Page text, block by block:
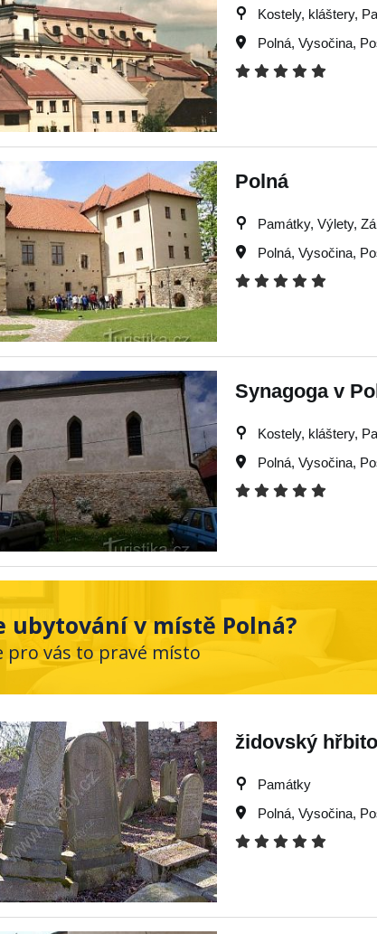
Kostely, kláštery,
Polná, Vysočina,
Polná
Památky, Výlety,
Polná, Vysočina,
Synagoga v
Kostely, kláštery,
Polná, Vysočina,
ubytování v místě Polná?
pro vás to pravé místo
židovský
Památky
Polná, Vysočina,